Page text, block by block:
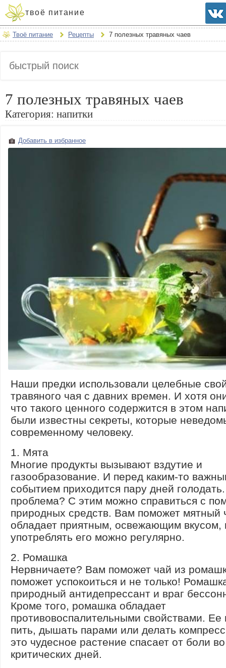
твоё питание
Твоё питание Рецепты 7 полезных травяных чаев
7 полезных травяных чаев
Категория: напитки
Добавить в избранное
Наши предки использовали целебные
травяного чая с давних времен. И хотя
что такого ценного содержится в этом
были известны секреты, которые
современному человеку.
1. Мята
Многие продукты вызывают вздутие и
газообразование. И перед каким-то
событием приходится пару дней
проблема? С этим можно справиться с
природных средств. Вам поможет мятный
обладает приятным, освежающим вкусом,
употреблять его можно регулярно.
2. Ромашка
Нервничаете? Вам поможет чай из
поможет успокоиться и не только!
природный антидепрессант и враг
Кроме того, ромашка обладает
противовоспалительными свойствами.
пить, дышать парами или делать
это чудесное растение спасает от боли
критических дней.